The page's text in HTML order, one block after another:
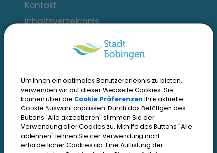
t
e
e
s
s
a
Kontakt
Inhaltsverzeichnis
Datenschutz
Erklärung zur Barrierefreiheit
Cookie Einstellungen
Öffnungszeiten
Um Ihnen ein optimales Benutzererlebnis zu bieten,
verwenden wir auf dieser Webseite Cookies. Sie
können über die Cookie PräferenzenIhre aktuelle
Cookie Auswahl anpassen. Durch das Betätigen des
Buttons "Alle akzeptieren" stimmen Sie der
Verwendung aller Cookies zu. Mithilfe des Buttons "Alle
ablehnen" lehnen Sie der Verwendung nicht
erforderlicher Cookies ab. Eine Auflistung der